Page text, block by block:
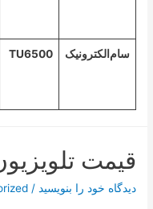
سام‌الکترونیک TU6500
قیمت
دیدگاه‌ خود را بنویسید /